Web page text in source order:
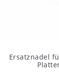
Ersatznadel